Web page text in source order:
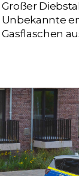
Großer
Unbekannte
Gasflaschen